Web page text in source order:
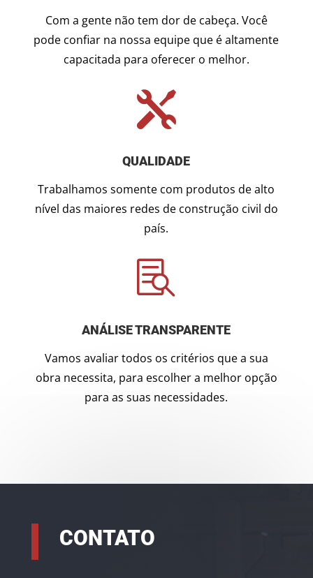
Com a gente não tem dor de cabeça. Você
pode confiar na nossa equipe que é altamente
capacitada para oferecer o melhor.

QUALIDADE
Trabalhamos somente com produtos de alto
nível das maiores redes de construção civil do
país.

ANÁLISE TRANSPARENTE
Vamos avaliar todos os critérios que a sua
obra necessita, para escolher a melhor opção
para as suas necessidades.
CONTATO